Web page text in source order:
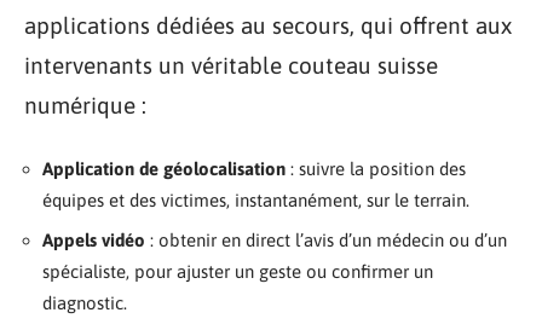
applications dédiées au secours, qui offrent aux
intervenants un véritable couteau suisse
numérique :
Application de géolocalisation : suivre la position des
équipes et des victimes, instantanément, sur le terrain.
Appels vidéo : obtenir en direct l’avis d’un médecin ou d’un
spécialiste, pour ajuster un geste ou confirmer un
diagnostic.